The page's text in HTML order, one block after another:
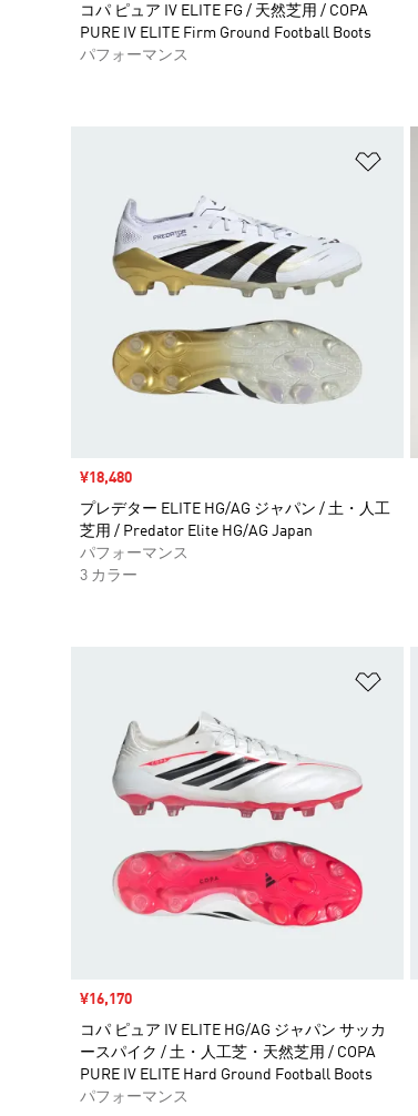
コパ ピュア IV ELITE FG / 天然芝用 / COPA
PURE IV ELITE Firm Ground Football Boots
パフォーマンス
セール価格
¥18,480
プレデター ELITE HG/AG ジャパン / 土・人工
芝用 / Predator Elite HG/AG Japan
パフォーマンス
3 カラー
セール価格
¥16,170
コパ ピュア IV ELITE HG/AG ジャパン サッカ
ースパイク / 土・人工芝・天然芝用 / COPA
PURE IV ELITE Hard Ground Football Boots
パフォーマンス